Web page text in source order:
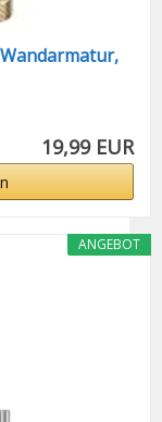
19,99 EUR
ANGEBOT